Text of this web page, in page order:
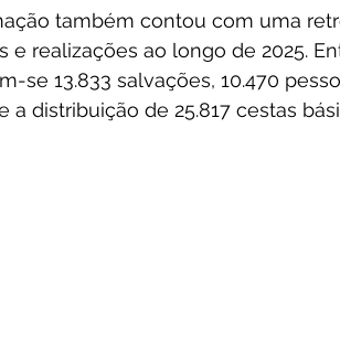
também contou com uma
e realizações ao longo de 2025.
se 13.833 salvações, 10.470
a distribuição de 25.817 cestas